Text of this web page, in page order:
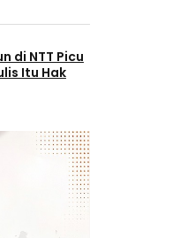
di NTT Picu
Itu Hak